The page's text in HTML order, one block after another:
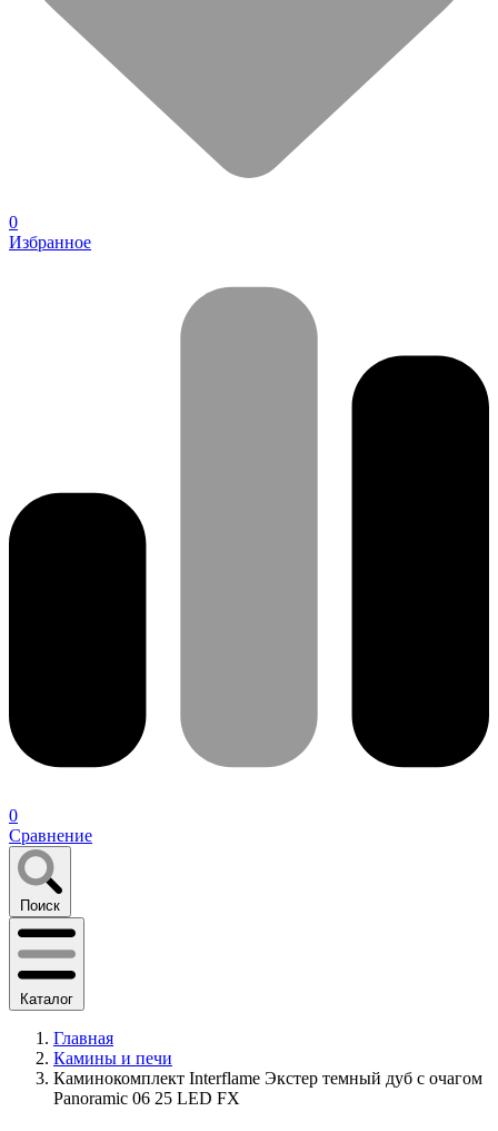
0
Избранное
0
Сравнение
Поиск
Каталог
Главная
Камины и печи
Каминокомплект Interflame Экстер темный дуб с очагом
Panoramic 06 25 LED FX